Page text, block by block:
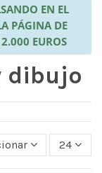
EN EL
PÁGINA DE
EUROS
dibujo
24